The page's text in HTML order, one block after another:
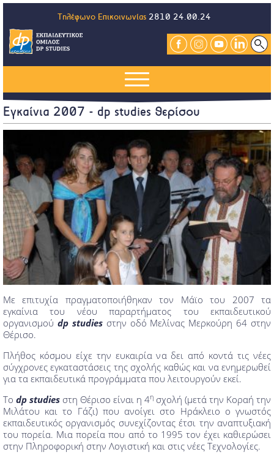
Τηλέφωνο Επικοινωνίας 2810 24.00.24
Εγκαίνια 2007 - dp studies θερίσου
Με επιτυχία πραγματοποιήθηκαν τον Μάϊο του 2007 τα
εγκαίνια του νέου παραρτήματος του εκπαιδευτικού
οργανισμού dp studies στην οδό Μελίνας Μερκούρη 64 στην
Θέρισο.
Πλήθος κόσμου είχε την ευκαιρία να δει από κοντά τις νέες
σύγχρονες εγκαταστάσεις της σχολής καθώς και να ενημερωθεί
για τα εκπαιδευτικά προγράμματα που λειτουργούν εκεί.
Το dp studies στη Θέρισο είναι η 4η σχολή (μετά την Κοραή την
Μιλάτου και το Γάζι) που ανοίγει στο Ηράκλειο ο γνωστός
εκπαιδευτικός οργανισμός συνεχίζοντας έτσι την αναπτυξιακή
του πορεία. Μια πορεία που από το 1995 τον έχει καθιερώσει
στην Πληροφορική στην Λογιστική και στις νέες Τεχνολογίες.